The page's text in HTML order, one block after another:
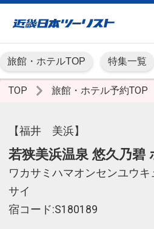
旅館・ホテルTOP 特集一覧
TOP 旅館・ホテル予約TOP
【福井 美浜】
若狭美浜温泉 悠久乃碧
ワカサミハマオンセンユウ
サイ
宿コード:S180189